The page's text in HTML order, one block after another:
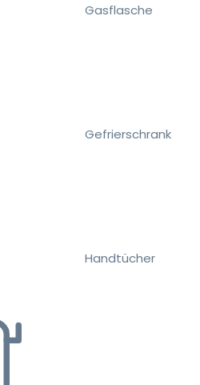
Gasflasche
Gefrierschrank
Handtücher